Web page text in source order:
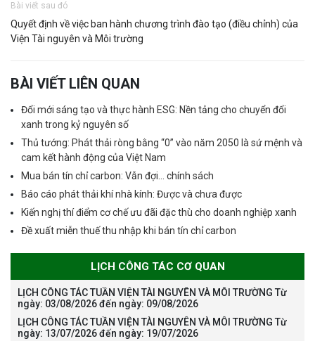
Bài viết sau đó
Quyết định về việc ban hành chương trình đào tạo (điều chỉnh) của
Viện Tài nguyên và Môi trường
BÀI VIẾT LIÊN QUAN
Đổi mới sáng tạo và thực hành ESG: Nền tảng cho chuyển đổi
xanh trong kỷ nguyên số
Thủ tướng: Phát thải ròng bằng “0” vào năm 2050 là sứ mệnh và
cam kết hành động của Việt Nam
Mua bán tín chỉ carbon: Vẫn đợi… chính sách
Báo cáo phát thải khí nhà kính: Được và chưa được
Kiến nghị thí điểm cơ chế ưu đãi đặc thù cho doanh nghiệp xanh
Đề xuất miễn thuế thu nhập khi bán tín chỉ carbon
LỊCH CÔNG TÁC CƠ QUAN
LỊCH CÔNG TÁC TUẦN VIỆN TÀI NGUYÊN VÀ MÔI TRƯỜNG Từ
ngày: 03/08/2026 đến ngày: 09/08/2026
LỊCH CÔNG TÁC TUẦN VIỆN TÀI NGUYÊN VÀ MÔI TRƯỜNG Từ
ngày: 13/07/2026 đến ngày: 19/07/2026